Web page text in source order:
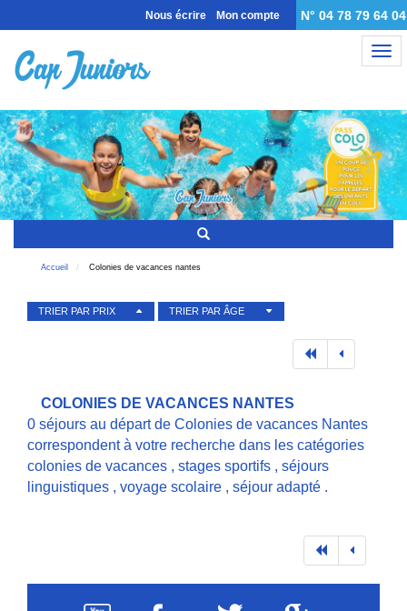
Nous écrire Mon compte N° 04 78 79 64 04
Accueil Colonies de vacances nantes
TRIER PAR PRIX TRIER PAR ÂGE
COLONIES DE VACANCES NANTES
0 séjours au départ de Colonies de vacances Nantes
correspondent à votre recherche dans les catégories
colonies de vacances , stages sportifs , séjours
linguistiques , voyage scolaire , séjour adapté .